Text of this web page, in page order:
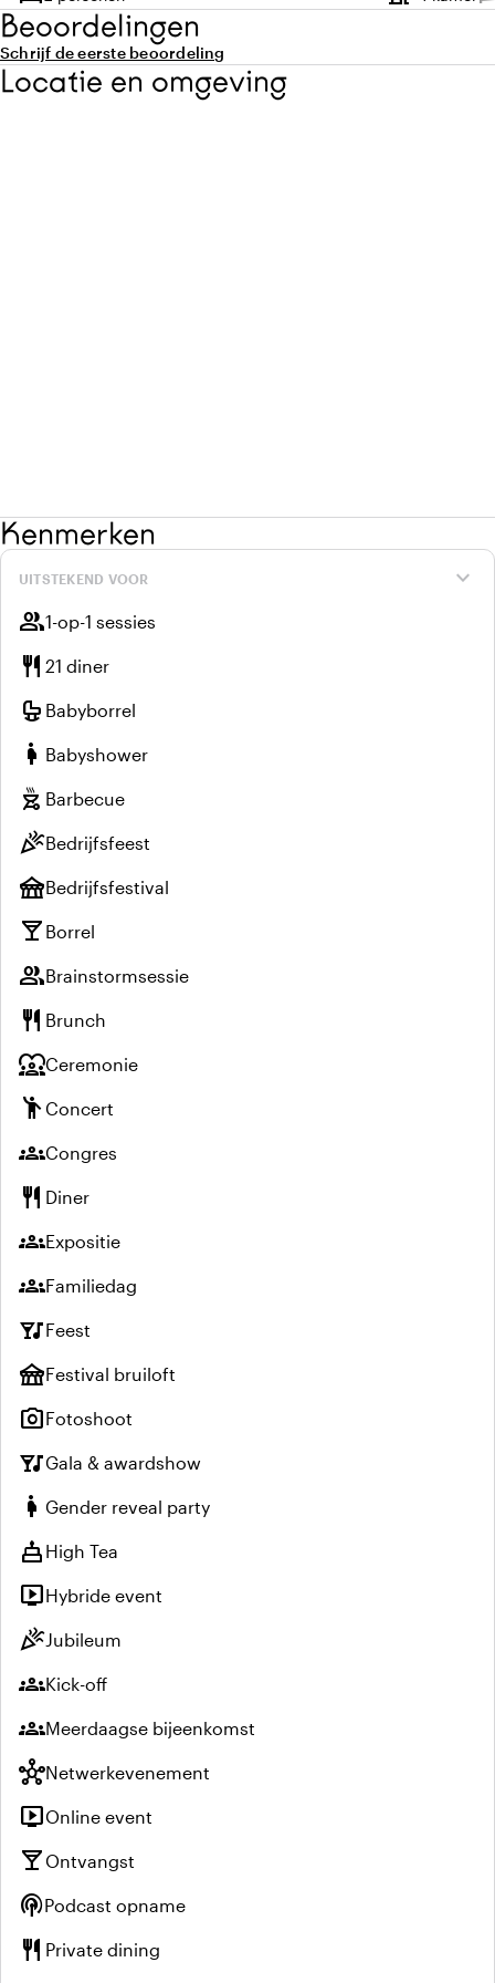
Capaciteit
Beoordelingen
Schrijf de eerste beoordeling
Locatie en omgeving
Kenmerken
expand_more
UITSTEKEND VOOR
group1-op-1 sessies
restaurant 21 diner
crib Babyborrel
pregnant_woman Babyshower
outdoor_grill Barbecue
celebrationBedrijfsfeest
festivalBedrijfsfestival
local_bar Borrel
groupBrainstormsessie
restaurant Brunch
diversity_1Ceremonie
emoji_peopleConcert
groupsCongres
restaurant Diner
groupsExpositie
groupsFamiliedag
nightlifeFeest
festivalFestival bruiloft
photo_cameraFotoshoot
nightlifeGala & awardshow
pregnant_woman Gender reveal party
cake High Tea
live_tvHybride event
celebrationJubileum
groupsKick-off
groupsMeerdaagse bijeenkomst
hubNetwerkevenement
live_tvOnline event
local_bar Ontvangst
podcastsPodcast opname
restaurant Private dining